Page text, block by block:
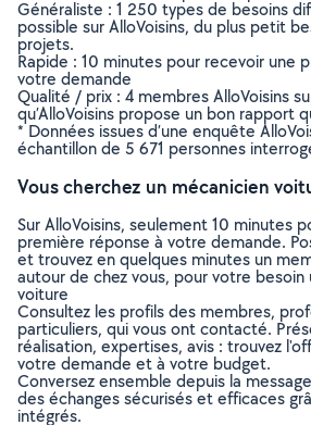
Généraliste : 1 250 types de besoins
possible sur AlloVoisins, du plus petit
projets.
Rapide : 10 minutes pour recevoir une
votre demande
Qualité / prix : 4 membres AlloVoisins
qu’AlloVoisins propose un bon rapport
* Données issues d’une enquête
échantillon de 5 671 personnes
Vous cherchez un mécanicien
Sur AlloVoisins, seulement 10 minutes
première réponse à votre demande.
et trouvez en quelques minutes un
autour de chez vous, pour votre
voiture
Consultez les profils des membres,
particuliers, qui vous ont contacté.
réalisation, expertises, avis : trouvez
votre demande et à votre budget.
Conversez ensemble depuis la
des échanges sécurisés et efficaces
intégrés.